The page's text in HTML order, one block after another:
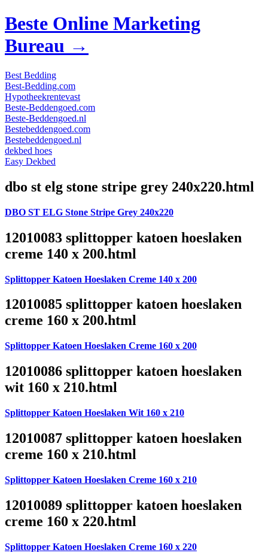
Beste Online Marketing
Bureau →
Best Bedding
Best-Bedding.com
Hypotheekrentevast
Beste-Beddengoed.com
Beste-Beddengoed.nl
Bestebeddengoed.com
Bestebeddengoed.nl
dekbed hoes
Easy Dekbed
dbo st elg stone stripe grey 240x220.html
DBO ST ELG Stone Stripe Grey 240x220
12010083 splittopper katoen hoeslaken
creme 140 x 200.html
Splittopper Katoen Hoeslaken Creme 140 x 200
12010085 splittopper katoen hoeslaken
creme 160 x 200.html
Splittopper Katoen Hoeslaken Creme 160 x 200
12010086 splittopper katoen hoeslaken
wit 160 x 210.html
Splittopper Katoen Hoeslaken Wit 160 x 210
12010087 splittopper katoen hoeslaken
creme 160 x 210.html
Splittopper Katoen Hoeslaken Creme 160 x 210
12010089 splittopper katoen hoeslaken
creme 160 x 220.html
Splittopper Katoen Hoeslaken Creme 160 x 220